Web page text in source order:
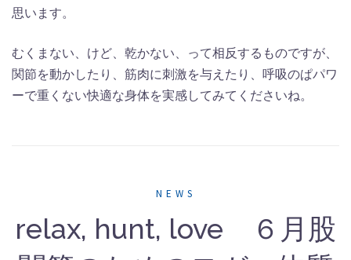
思います。
むくまない、けど、乾かない、って相反するものですが、
関節を動かしたり、筋肉に刺激を与えたり、呼吸のぱパワ
ーで重くない快適な身体を実感してみてくださいね。
NEWS
relax, hunt, love ６月股